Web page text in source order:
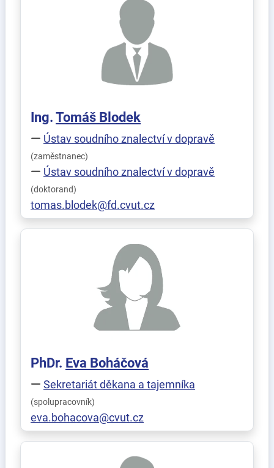
Ing. Tomáš Blodek
Ústav soudního znalectví v dopravě
(zaměstnanec)
Ústav soudního znalectví v dopravě
(doktorand)
tomas.blodek@fd.cvut.cz
PhDr. Eva Boháčová
Sekretariát děkana a tajemníka
(spolupracovník)
eva.bohacova@cvut.cz